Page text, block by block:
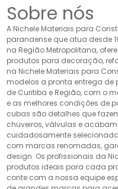
Sobre nós
A Nichele Materiais para
paranaense que atua desde
na Região Metropolitana,
produtos para decoração,
na Nichele Materiais para
modelos a pronta entrega de
de Curitiba e Região, com o
e as melhores condições de
cubas são detalhes que
chuveiros, válvulas e
cuidadosamente
com marcas renomadas,
design. Os profissionais da
produtos ideais para cada
conte com a nossa equipe